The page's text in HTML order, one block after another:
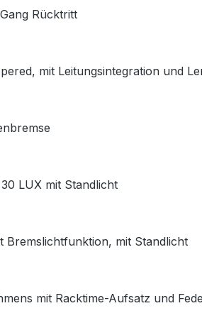
Rücktritt
mit Leitungsintegration und
LUX mit Standlicht
Bremslichtfunktion, mit Standlicht
mit Racktime-Aufsatz und